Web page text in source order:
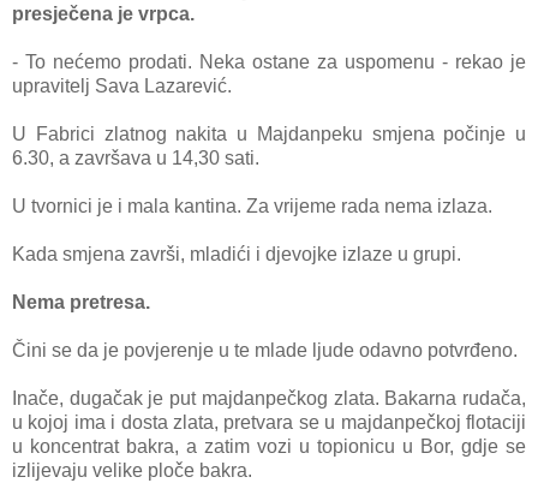
presječena je vrpca.
- To nećemo prodati. Neka ostane za uspomenu - rekao je
upravitelj Sava Lazarević.
U Fabrici zlatnog nakita u Majdanpeku smjena počinje u
6.30, a završava u 14,30 sati.
U tvornici je i mala kantina. Za vrijeme rada nema izlaza.
Kada smjena završi, mladići i djevojke izlaze u grupi.
Nema pretresa.
Čini se da je povjerenje u te mlade ljude odavno potvrđeno.
Inače, dugačak je put majdanpečkog zlata. Bakarna rudača,
u kojoj ima i dosta zlata, pretvara se u majdanpečkoj flotaciji
u koncentrat bakra, a zatim vozi u topionicu u Bor, gdje se
izlijevaju velike ploče bakra.